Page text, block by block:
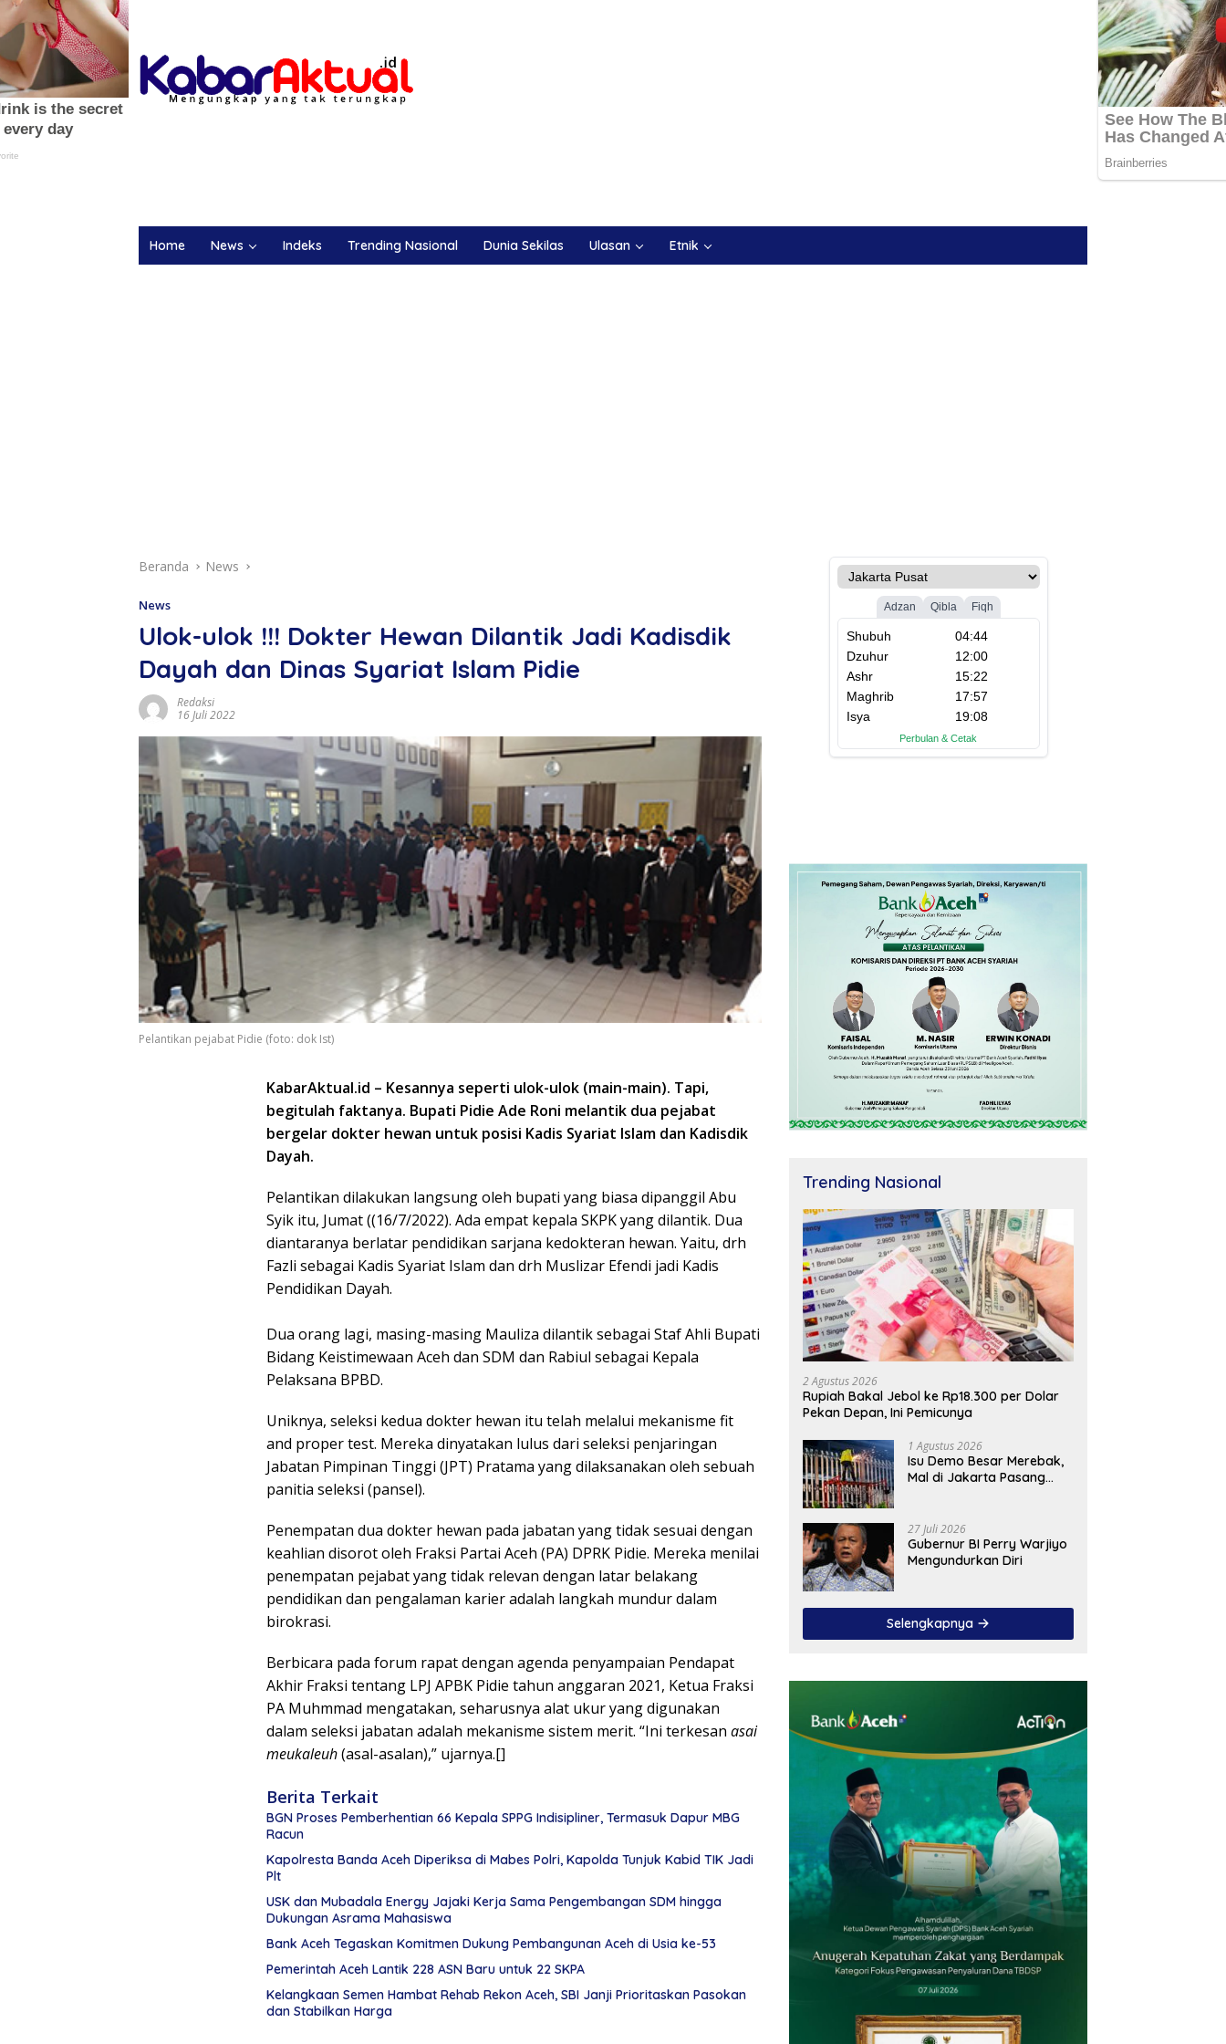
Home News Indeks Trending Nasional Dunia Sekilas Ulasan Etnik
Beranda News
News
Ulok-ulok !!! Dokter Hewan Dilantik Jadi Kadisdik
Dayah dan Dinas Syariat Islam Pidie
Redaksi
16 Juli 2022
Pelantikan pejabat Pidie (foto: dok Ist)
KabarAktual.id – Kesannya seperti ulok-ulok (main-main). Tapi,
begitulah faktanya. Bupati Pidie Ade Roni melantik dua pejabat
bergelar dokter hewan untuk posisi Kadis Syariat Islam dan Kadisdik
Dayah.
Pelantikan dilakukan langsung oleh bupati yang biasa dipanggil Abu
Syik itu, Jumat ((16/7/2022). Ada empat kepala SKPK yang dilantik. Dua
diantaranya berlatar pendidikan sarjana kedokteran hewan. Yaitu, drh
Fazli sebagai Kadis Syariat Islam dan drh Muslizar Efendi jadi Kadis
Pendidikan Dayah.
Dua orang lagi, masing-masing Mauliza dilantik sebagai Staf Ahli Bupati
Bidang Keistimewaan Aceh dan SDM dan Rabiul sebagai Kepala
Pelaksana BPBD.
Uniknya, seleksi kedua dokter hewan itu telah melalui mekanisme fit
and proper test. Mereka dinyatakan lulus dari seleksi penjaringan
Jabatan Pimpinan Tinggi (JPT) Pratama yang dilaksanakan oleh sebuah
panitia seleksi (pansel).
Penempatan dua dokter hewan pada jabatan yang tidak sesuai dengan
keahlian disorot oleh Fraksi Partai Aceh (PA) DPRK Pidie. Mereka menilai
penempatan pejabat yang tidak relevan dengan latar belakang
pendidikan dan pengalaman karier adalah langkah mundur dalam
birokrasi.
Berbicara pada forum rapat dengan agenda penyampaian Pendapat
Akhir Fraksi tentang LPJ APBK Pidie tahun anggaran 2021, Ketua Fraksi
PA Muhmmad mengatakan, seharusnya alat ukur yang digunakan
dalam seleksi jabatan adalah mekanisme sistem merit. “Ini terkesan asai
meukaleuh(asal-asalan),” ujarnya.[]
Berita Terkait
BGN Proses Pemberhentian 66 Kepala SPPG Indisipliner, Termasuk Dapur MBG
Racun
Kapolresta Banda Aceh Diperiksa di Mabes Polri, Kapolda Tunjuk Kabid TIK Jadi
Plt
USK dan Mubadala Energy Jajaki Kerja Sama Pengembangan SDM hingga
Dukungan Asrama Mahasiswa
Bank Aceh Tegaskan Komitmen Dukung Pembangunan Aceh di Usia ke-53
Pemerintah Aceh Lantik 228 ASN Baru untuk 22 SKPA
Kelangkaan Semen Hambat Rehab Rekon Aceh, SBI Janji Prioritaskan Pasokan
dan Stabilkan Harga
Trending Nasional
2 Agustus 2026
Rupiah Bakal Jebol ke Rp18.300 per Dolar
Pekan Depan, Ini Pemicunya
1 Agustus 2026
Isu Demo Besar Merebak,
Mal di Jakarta Pasang
27 Juli 2026
Gubernur BI Perry Warjiyo
Mengundurkan Diri
Selengkapnya